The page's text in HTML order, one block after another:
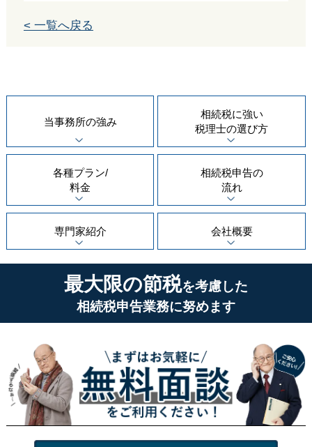
< 一覧へ戻る
当事務所の強み
相続税に強い
税理士の選び方
各種プラン/
料金
相続税申告の
流れ
専門家紹介 会社概要
最大限の節税を考慮した
相続税申告業務に努めます